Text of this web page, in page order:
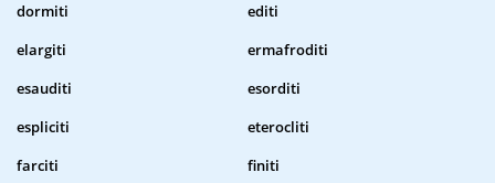
dormiti
editi
elargiti
ermafroditi
esauditi
esorditi
espliciti
eterocliti
farciti
finiti